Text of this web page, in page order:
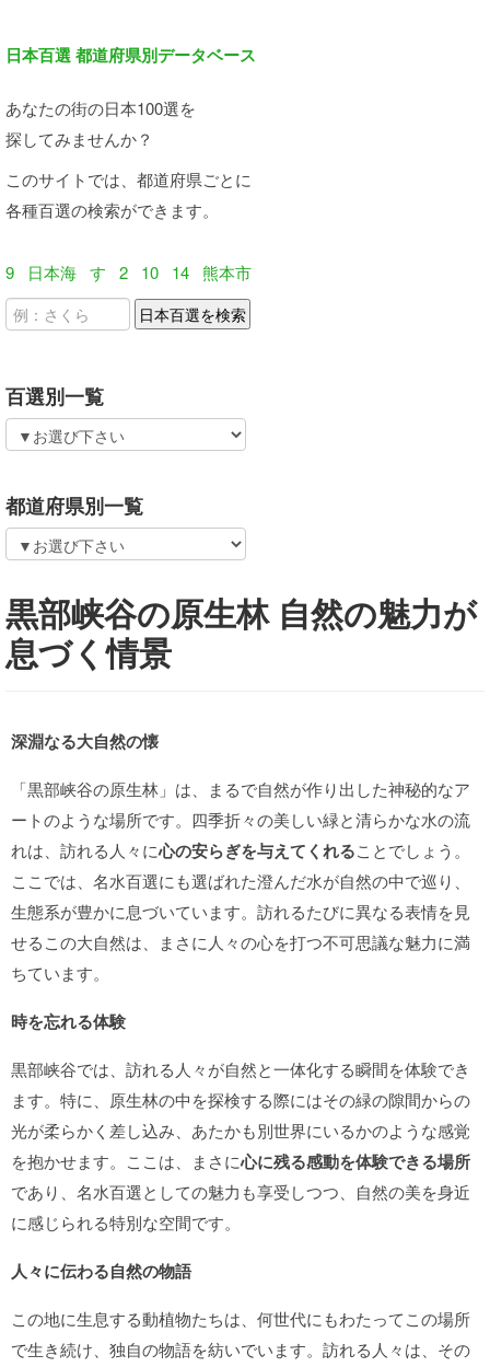
日本百選 都道府県別データベース
あなたの街の日本100選を
探してみませんか？
このサイトでは、都道府県ごとに
各種百選の検索ができます。
9 日本海 す 2 10 14 熊本市
百選別一覧
都道府県別一覧
黒部峡谷の原生林 自然の魅力が
息づく情景
深淵なる大自然の懐
「黒部峡谷の原生林」は、まるで自然が作り出した神秘的なア
ートのような場所です。四季折々の美しい緑と清らかな水の流
れは、訪れる人々に心の安らぎを与えてくれることでしょう。
ここでは、名水百選にも選ばれた澄んだ水が自然の中で巡り、
生態系が豊かに息づいています。訪れるたびに異なる表情を見
せるこの大自然は、まさに人々の心を打つ不可思議な魅力に満
ちています。
時を忘れる体験
黒部峡谷では、訪れる人々が自然と一体化する瞬間を体験でき
ます。特に、原生林の中を探検する際にはその緑の隙間からの
光が柔らかく差し込み、あたかも別世界にいるかのような感覚
を抱かせます。ここは、まさに心に残る感動を体験できる場所
であり、名水百選としての魅力も享受しつつ、自然の美を身近
に感じられる特別な空間です。
人々に伝わる自然の物語
この地に生息する動植物たちは、何世代にもわたってこの場所
で生き続け、独自の物語を紡いでいます。訪れる人々は、その